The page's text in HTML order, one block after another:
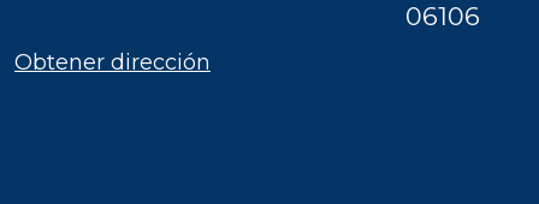
06106
Obtener dirección